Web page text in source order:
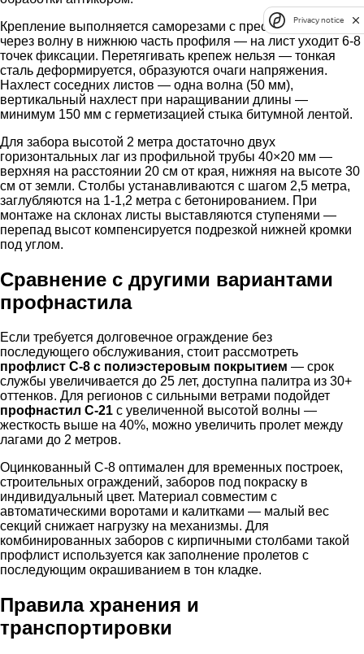
Крепление выполняется саморезами с прессшайбой 4,8 мм
через волну в нижнюю часть профиля — на лист уходит 6-8
точек фиксации. Перетягивать крепеж нельзя — тонкая
сталь деформируется, образуются очаги напряжения.
Нахлест соседних листов — одна волна (50 мм),
вертикальный нахлест при наращивании длины —
минимум 150 мм с герметизацией стыка битумной лентой.
Для забора высотой 2 метра достаточно двух
горизонтальных лаг из профильной трубы 40×20 мм —
верхняя на расстоянии 20 см от края, нижняя на высоте 30
см от земли. Столбы устанавливаются с шагом 2,5 метра,
заглубляются на 1-1,2 метра с бетонированием. При
монтаже на склонах листы выставляются ступенями —
перепад высот компенсируется подрезкой нижней кромки
под углом.
Сравнение с другими вариантами
профнастила
Если требуется долговечное ограждение без
последующего обслуживания, стоит рассмотреть
профлист С-8 с полиэстеровым покрытием — срок
службы увеличивается до 25 лет, доступна палитра из 30+
оттенков. Для регионов с сильными ветрами подойдет
профнастил С-21 с увеличенной высотой волны —
жесткость выше на 40%, можно увеличить пролет между
лагами до 2 метров.
Оцинкованный С-8 оптимален для временных построек,
строительных ограждений, заборов под покраску в
индивидуальный цвет. Материал совместим с
автоматическими воротами и калитками — малый вес
секций снижает нагрузку на механизмы. Для
комбинированных заборов с кирпичными столбами такой
профлист используется как заполнение пролетов с
последующим окрашиванием в тон кладке.
Правила хранения и
транспортировки
Privacy notice